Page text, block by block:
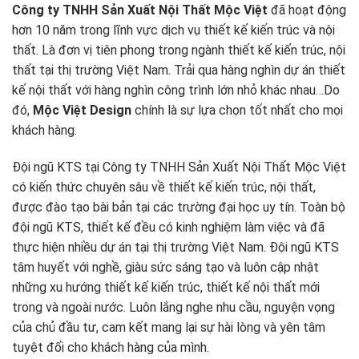
Công ty TNHH Sản Xuất Nội Thất Mộc Việt đã hoạt động
hơn 10 năm trong lĩnh vực dịch vụ thiết kế kiến trúc và nội
thất. Là đơn vị tiên phong trong ngành thiết kế kiến trúc, nội
thất tại thị trường Việt Nam. Trải qua hàng nghìn dự án thiết
kế nội thất với hàng nghìn công trình lớn nhỏ khác nhau…Do
đó, Mộc Việt Design chính là sự lựa chọn tốt nhất cho mọi
khách hàng.
Đội ngũ KTS tại Công ty TNHH Sản Xuất Nội Thất Mộc Việt
có kiến thức chuyên sâu về thiết kế kiến trúc, nội thất,
được đào tạo bài bản tại các trường đại học uy tín. Toàn bộ
đội ngũ KTS, thiết kế đều có kinh nghiệm làm việc và đã
thực hiện nhiều dự án tại thị trường Việt Nam. Đội ngũ KTS
tâm huyết với nghề, giàu sức sáng tạo và luôn cập nhật
những xu hướng thiết kế kiến trúc, thiết kế nội thất mới
trong và ngoài nước. Luôn lắng nghe nhu cầu, nguyện vọng
của chủ đầu tư, cam kết mang lại sự hài lòng và yên tâm
tuyệt đối cho khách hàng của mình.